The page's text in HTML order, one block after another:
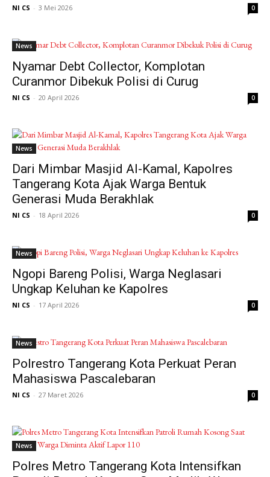
NI CS - 3 Mei 2026 0
News
Nyamar Debt Collector, Komplotan
Curanmor Dibekuk Polisi di Curug
NI CS - 20 April 2026 0
News
Dari Mimbar Masjid Al-Kamal, Kapolres
Tangerang Kota Ajak Warga Bentuk
Generasi Muda Berakhlak
NI CS - 18 April 2026 0
News
Ngopi Bareng Polisi, Warga Neglasari
Ungkap Keluhan ke Kapolres
NI CS - 17 April 2026 0
News
Polrestro Tangerang Kota Perkuat Peran
Mahasiswa Pascalebaran
NI CS - 27 Maret 2026 0
News
Polres Metro Tangerang Kota Intensifkan